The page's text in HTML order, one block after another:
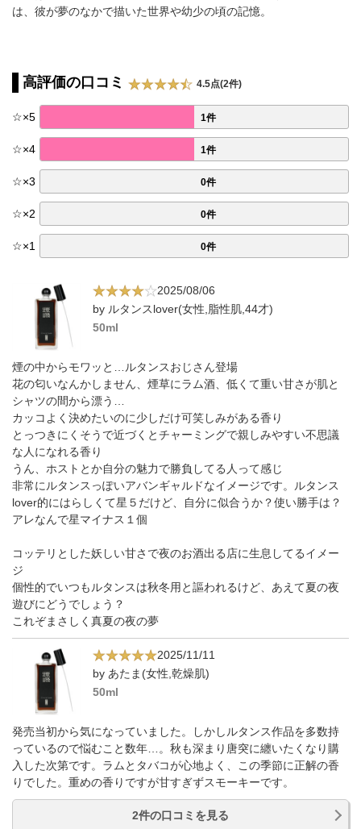
は、彼が夢のなかで描いた世界や幼少の頃の記憶。
高評価の口コミ 4.5点(2件)
☆×5 1件
☆×4 1件
☆×3 0件
☆×2 0件
☆×1 0件
2025/08/06
by ルタンスlover(女性,脂性肌,44才)
50ml
煙の中からモワッと…ルタンスおじさん登場
花の匂いなんかしません、煙草にラム酒、低くて重い甘さが肌と
シャツの間から漂う…
カッコよく決めたいのに少しだけ可笑しみがある香り
とっつきにくそうで近づくとチャーミングで親しみやすい不思議
な人になれる香り
うん、ホストとか自分の魅力で勝負してる人って感じ
非常にルタンスっぽいアバンギャルドなイメージです。ルタンス
lover的にはらしくて星５だけど、自分に似合うか？使い勝手は？
アレなんで星マイナス１個
コッテリとした妖しい甘さで夜のお酒出る店に生息してるイメー
ジ
個性的でいつもルタンスは秋冬用と謳われるけど、あえて夏の夜
遊びにどうでしょう？
これぞまさしく真夏の夜の夢
2025/11/11
by あたま(女性,乾燥肌)
50ml
発売当初から気になっていました。しかしルタンス作品を多数持
っているので悩むこと数年…。秋も深まり唐突に纏いたくなり購
入した次第です。ラムとタバコが心地よく、この季節に正解の香
りでした。重めの香りですが甘すぎずスモーキーです。
2件の口コミを見る